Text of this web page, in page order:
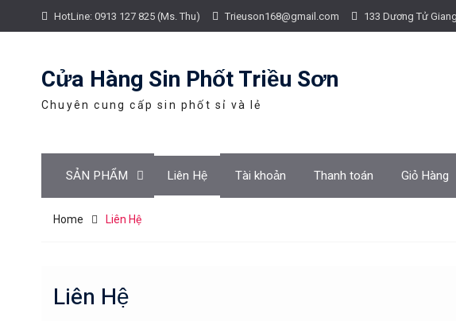
HotLine: 0913 127 825 (Ms. Thu) Trieuson168@gmail.com 133 Dương Tử
Cửa Hàng Sin Phốt Triều Sơn
Chuyên cung cấp sin phốt sỉ và lẻ
SẢN PHẨM Liên Hệ Tài khoản Thanh toán Giỏ Hàng
Home Liên Hệ
Liên Hệ